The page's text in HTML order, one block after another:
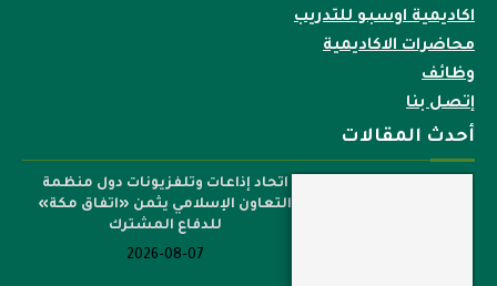
اكاديمية اوسبو للتدريب
محاضرات الاكاديمية
وظائف
إتصل بنا
أحدث المقالات
اتحاد إذاعات وتلفزيونات دول منظمة
التعاون الإسلامي يثمن «اتفاق مكة»
للدفاع المشترك
2026-08-07